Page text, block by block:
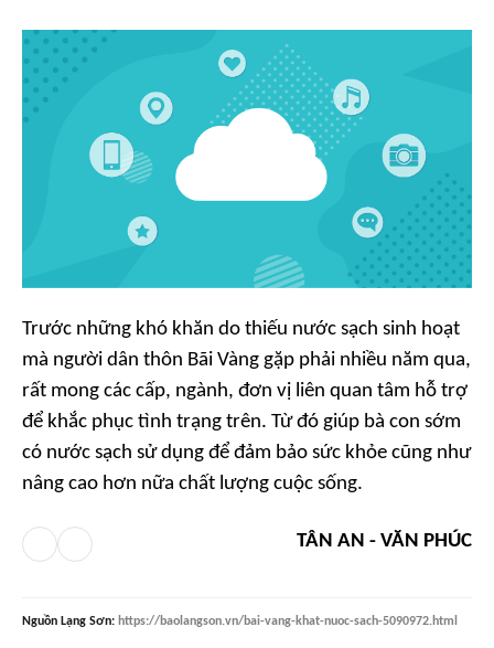
Trước những khó khăn do thiếu nước sạch sinh hoạt
mà người dân thôn Bãi Vàng gặp phải nhiều năm qua,
rất mong các cấp, ngành, đơn vị liên quan tâm hỗ trợ
để khắc phục tình trạng trên. Từ đó giúp bà con sớm
có nước sạch sử dụng để đảm bảo sức khỏe cũng như
nâng cao hơn nữa chất lượng cuộc sống.
TÂN AN - VĂN PHÚC
Nguồn Lạng Sơn: https://baolangson.vn/bai-vang-khat-nuoc-sach-5090972.html